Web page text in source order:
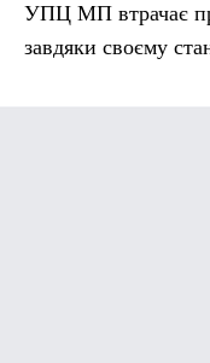
УПЦ МП втрачає
завдяки своєму